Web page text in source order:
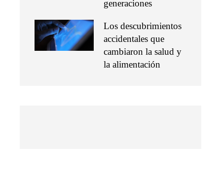
generaciones
Los descubrimientos
accidentales que
cambiaron la salud y
la alimentación